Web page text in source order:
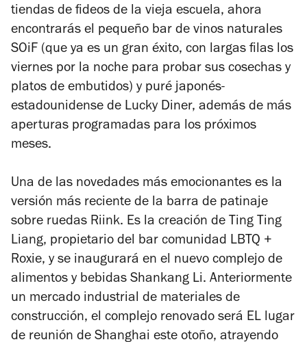
tiendas de fideos de la vieja escuela, ahora
encontrarás el pequeño bar de vinos naturales
SOiF (que ya es un gran éxito, con largas filas los
viernes por la noche para probar sus cosechas y
platos de embutidos) y puré japonés-
estadounidense de Lucky Diner, además de más
aperturas programadas para los próximos
meses.
Una de las novedades más emocionantes es la
versión más reciente de la barra de patinaje
sobre ruedas Riink. Es la creación de Ting Ting
Liang, propietario del bar comunidad LBTQ +
Roxie, y se inaugurará en el nuevo complejo de
alimentos y bebidas Shankang Li. Anteriormente
un mercado industrial de materiales de
construcción, el complejo renovado será EL lugar
de reunión de Shanghai este otoño, atrayendo